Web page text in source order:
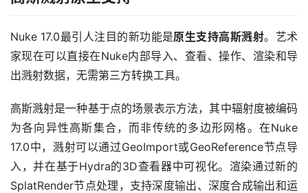
Nuke 17.0最引人注目的新功能是原生支持高斯溅射。艺术
家现在可以直接在Nuke内部导入、查看、操作、渲染和导
出溅射数据，无需第三方转换工具。
高斯溅射是一种基于点的场景表示方法，其中辐射度被编码
为各向异性高斯集合，而非传统的多边形网格。在Nuke
17.0中，溅射可以通过GeoImport或GeoReference节点导
入，并在基于Hydra的3D查看器中可视化。渲染通过新的
SplatRender节点处理，支持深度输出、深度合成输出和运